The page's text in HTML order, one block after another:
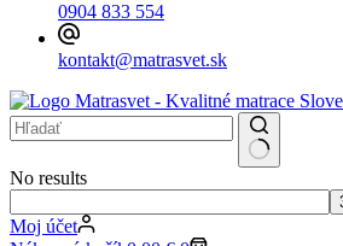
0904 833 554
kontakt@matrasvet.sk
No results
Moj účet